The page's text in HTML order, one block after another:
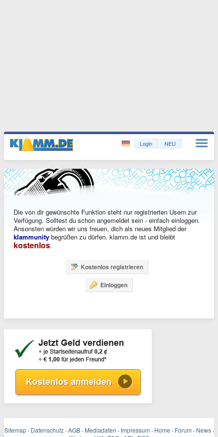
Login NEU
Die von dir gewünschte Funktion steht nur registrierten Usern zur
Verfügung. Solltest du schon angemeldet sein - einfach einloggen.
Ansonsten würden wir uns freuen, dich als neues Mitglied der
klammunity begrüßen zu dürfen. klamm.de ist und bleibt
kostenlos.
Kostenlos registrieren
Einloggen
Sitemap · Datenschutz · AGB · Mediadaten · Impressum · Home · Forum · News ·